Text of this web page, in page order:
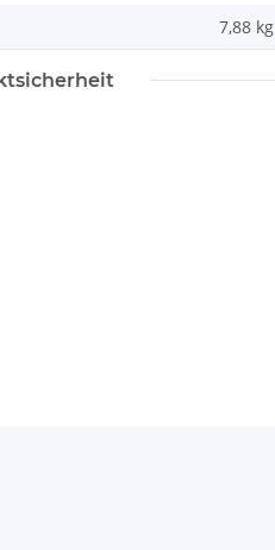
7,88 kg